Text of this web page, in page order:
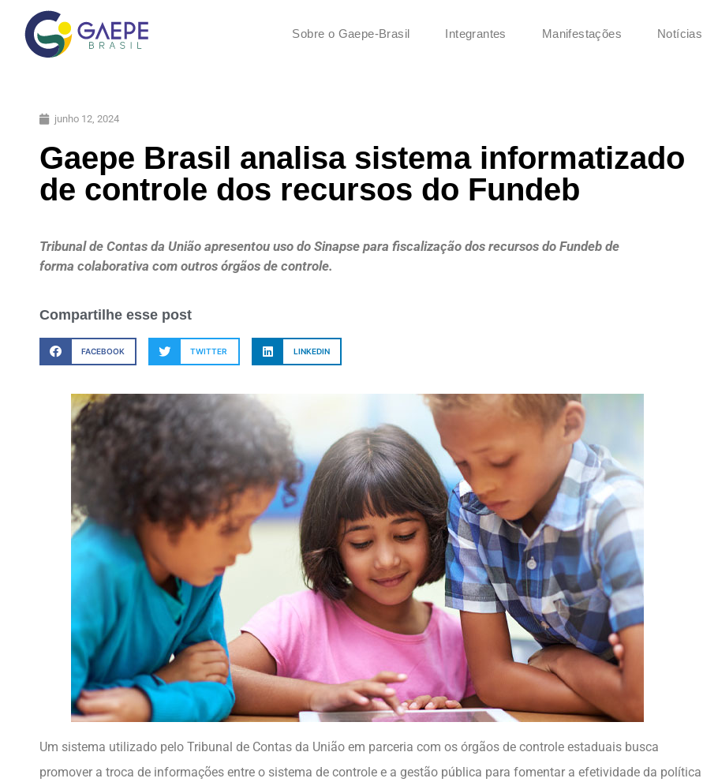
Sobre o Gaepe-Brasil Integrantes Manifestações Notícias
junho 12, 2024
Gaepe Brasil analisa sistema informatizado
de controle dos recursos do Fundeb
Tribunal de Contas da União apresentou uso do Sinapse para fiscalização dos recursos do Fundeb de
forma colaborativa com outros órgãos de controle.
Compartilhe esse post
FACEBOOK TWITTER LINKEDIN
Um sistema utilizado pelo Tribunal de Contas da União em parceria com os órgãos de controle estaduais busca
promover a troca de informações entre o sistema de controle e a gestão pública para fomentar a efetividade da política